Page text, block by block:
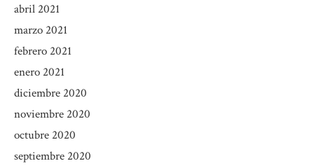
abril 2021
marzo 2021
febrero 2021
enero 2021
diciembre 2020
noviembre 2020
octubre 2020
septiembre 2020